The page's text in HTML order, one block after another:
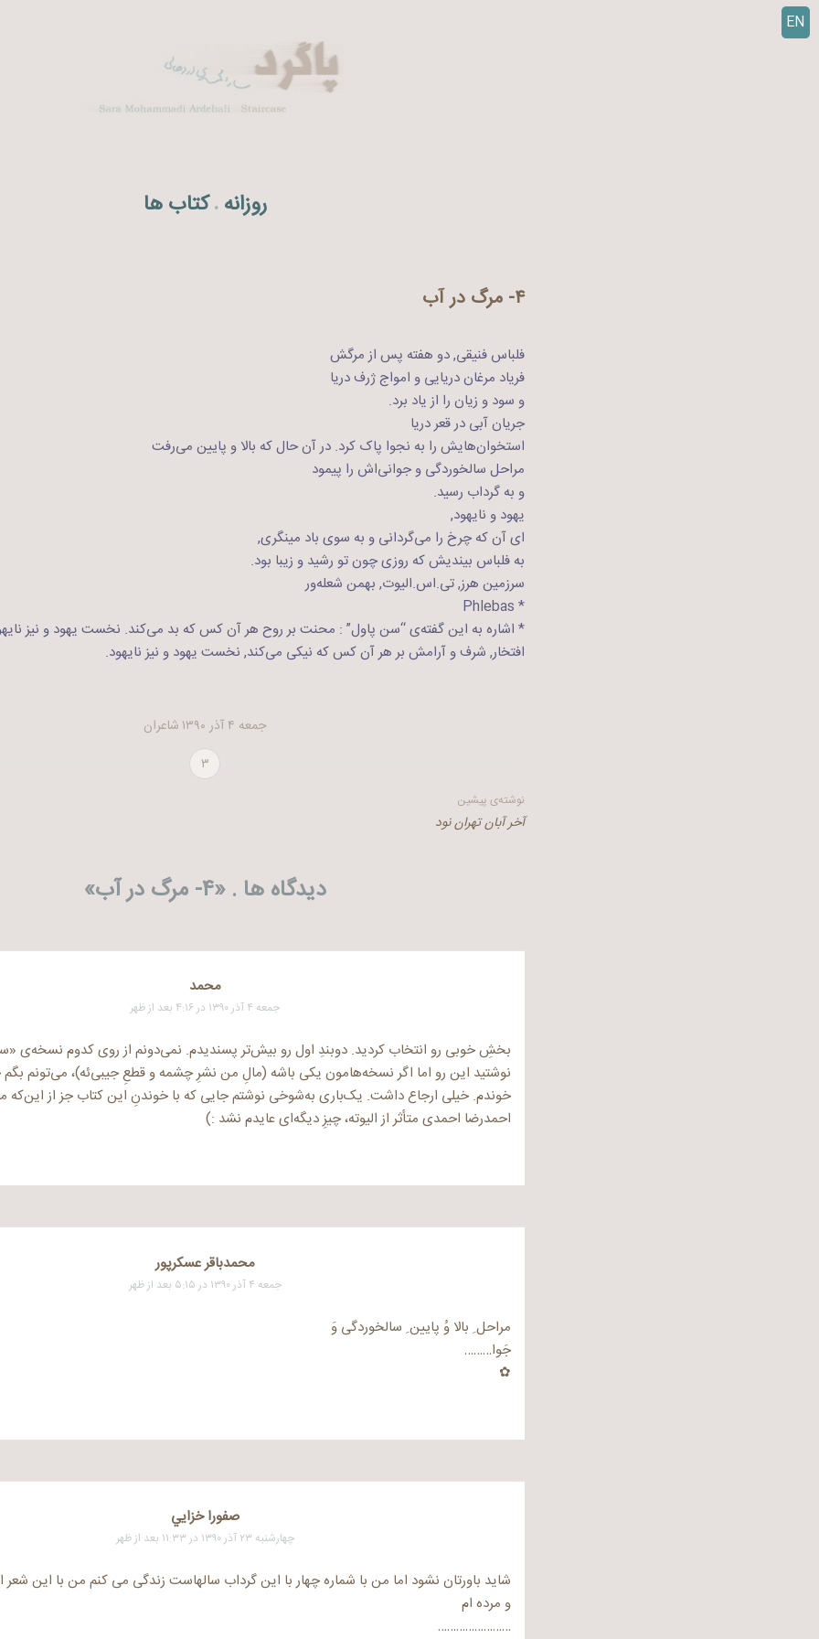
EN
روزانه . کتاب ها
۴- مرگ در آب
فلباس فنیقی, دو هفته پس از مرگش
فریاد مرغان دریایی و امواج ژرف دریا
و سود و زیان را از یاد برد.
جریان آبی در قعر دریا
استخوان‌هایش را به نجوا پاک کرد. در آن حال که بالا و پایین می‌رفت
مراحل سالخوردگی و جوانی‌اش را پیمود
و به گرداب رسید.
یهود و نایهود,
ای آن که چرخ را می‌گردانی و به سوی باد می‍نگری,
به فلباس بیندیش که روزی چون تو رشید و زیبا بود.
سرزمین هرز, تی.اس.الیوت, بهمن شعله‌ور
* Phlebas
* اشاره به این گفته‌ی “سن پاول” : محنت بر روح هر آن کس که بد می‌کند. نخست یهود و نیز
افتخار, شرف و آرامش بر هر آن کس که نیکی می‌کند, نخست یهود و نیز نایهود.
جمعه ۴ آذر ۱۳۹۰
شاعران
۳
راهبری
نوشته‌ی پیشین
آخر آبان تهران نود
دیدگاه ها . «۴- مرگ در آب »
محمد
جمعه ۴ آذر ۱۳۹۰ در ۴:۱۶ بعد از ظهر
بخشِ خوبی رو انتخاب کردید. دوبندِ اول رو بیش‌تر پسندیدم. نمی‌دونم از روی کدوم نسخه‌ی
نوشتید این رو اما اگر نسخه‌هامون یکی باشه (مالِ من نشرِ چشمه و قطعِ جیبی‌ئه)، می‌تونم
خوندم. خیلی ارجاع داشت. یک‌باری به‌شوخی نوشتم جایی که با خوندنِ این کتاب جز از این‌که
احمدرضا احمدی متأثر از الیوته، چیزِ دیگه‌ای عایدم نشد :)
محمدباقر عسکرپور
جمعه ۴ آذر ۱۳۹۰ در ۵:۱۵ بعد از ظهر
مراحل ِ بالا وُ پایین ِ سالخوردگی وَ
جَوا………
✿
صفورا خزايي
چهارشنبه ۲۳ آذر ۱۳۹۰ در ۱۱:۳۳ بعد از ظهر
شاید باورتان نشود اما من با شماره چهار با این گرداب سالهاست زندگی می کنم من با این
و مرده ام
……………………